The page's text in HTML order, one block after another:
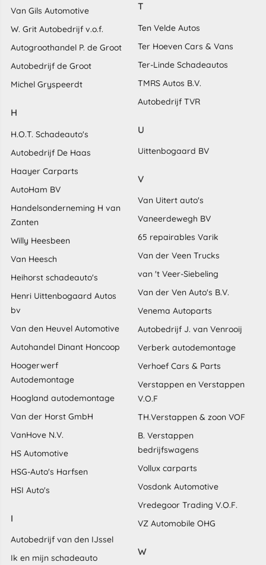
Van Gils Automotive
W. Grit Autobedrijf v.o.f.
Autogroothandel P. de Groot
Autobedrijf de Groot
Michel Gryspeerdt
H
H.O.T. Schadeauto's
Autobedrijf De Haas
Haayer Carparts
AutoHam BV
Handelsonderneming H van
Zanten
Willy Heesbeen
Van Heesch
Heihorst schadeauto's
Henri Uittenbogaard Autos
bv
Van den Heuvel Automotive
Autohandel Dinant Honcoop
Hoogerwerf
Autodemontage
Hoogland autodemontage
Van der Horst GmbH
VanHove N.V.
HS Automotive
HSG-Auto's Harfsen
HSI Auto's
I
Autobedrijf van den IJssel
Ik en mijn schadeauto
T
Ten Velde Autos
Ter Hoeven Cars & Vans
Ter-Linde Schadeautos
TMRS Autos B.V.
Autobedrijf TVR
U
Uittenbogaard BV
V
Van Uitert auto's
Vaneerdewegh BV
65 repairables Varik
Van der Veen Trucks
van 't Veer-Siebeling
Van der Ven Auto's B.V.
Venema Autoparts
Autobedrijf J. van Venrooij
Verberk autodemontage
Verhoef Cars & Parts
Verstappen en Verstappen
V.O.F
TH.Verstappen & zoon VOF
B. Verstappen
bedrijfswagens
Vollux carparts
Vosdonk Automotive
Vredegoor Trading V.O.F.
VZ Automobile OHG
W